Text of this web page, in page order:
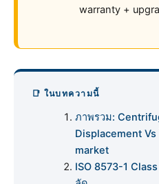
warranty +
📑 ในบทความนี้
ภาพรวม:
Displacement
market
ISO 8573-1